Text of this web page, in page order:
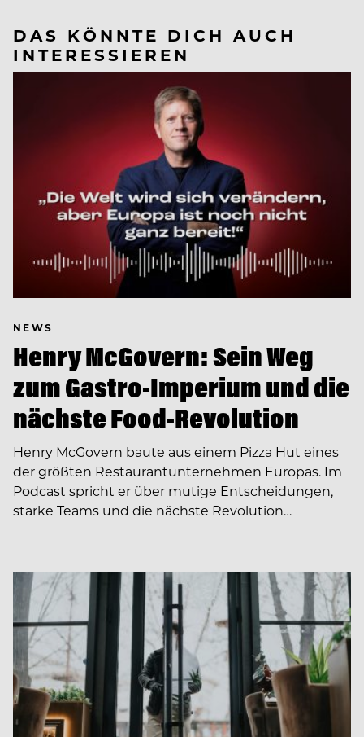
DAS KÖNNTE DICH AUCH
INTERESSIEREN
NEWS
Henry McGovern: Sein Weg
zum Gastro-Imperium und die
nächste Food-Revolution
Henry McGovern baute aus einem Pizza Hut eines
der größten Restaurantunternehmen Europas. Im
Podcast spricht er über mutige Entscheidungen,
starke Teams und die nächste Revolution…